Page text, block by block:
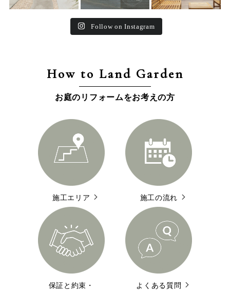
Follow on Instagram
How to Land Garden
お庭のリフォームをお考えの方
施工エリア 施工の流れ
保証と約束・
よくある質問